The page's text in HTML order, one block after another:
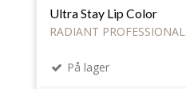
Ultra Stay Lip Color
RADIANT PROFESSIONAL
På lager